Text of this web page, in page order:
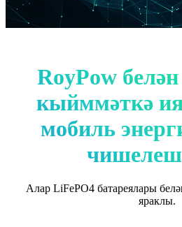
RoyPow
кыйммәткә
мобиль
Алар LiFePO4 батареялары
яраклы.